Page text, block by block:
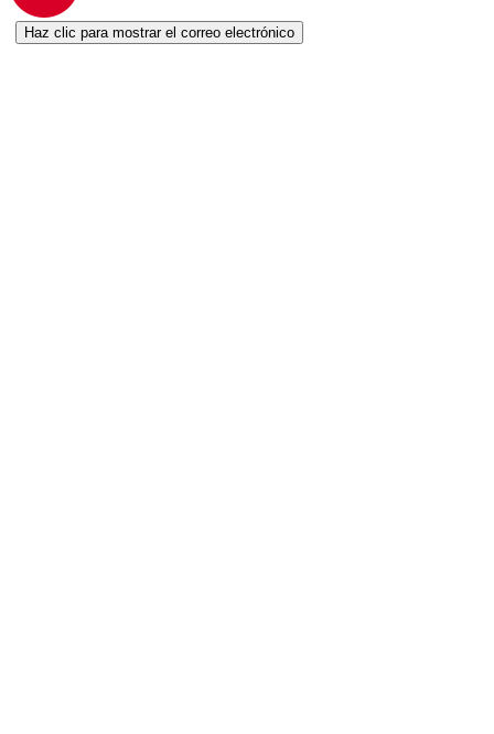
Haz clic para mostrar el correo electrónico